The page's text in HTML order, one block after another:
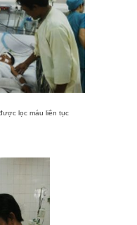
lọc máu liên tục